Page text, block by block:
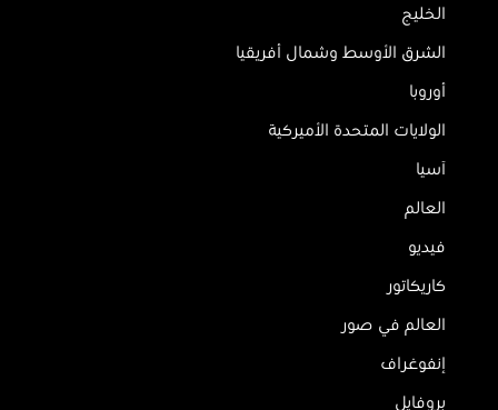
الخليج
الشرق الأوسط وشمال أفريقيا
أوروبا
الولايات المتحدة الأميركية
آسيا
العالم
فيديو
كاريكاتور
العالم في صور
إنفوغراف
بروفايل